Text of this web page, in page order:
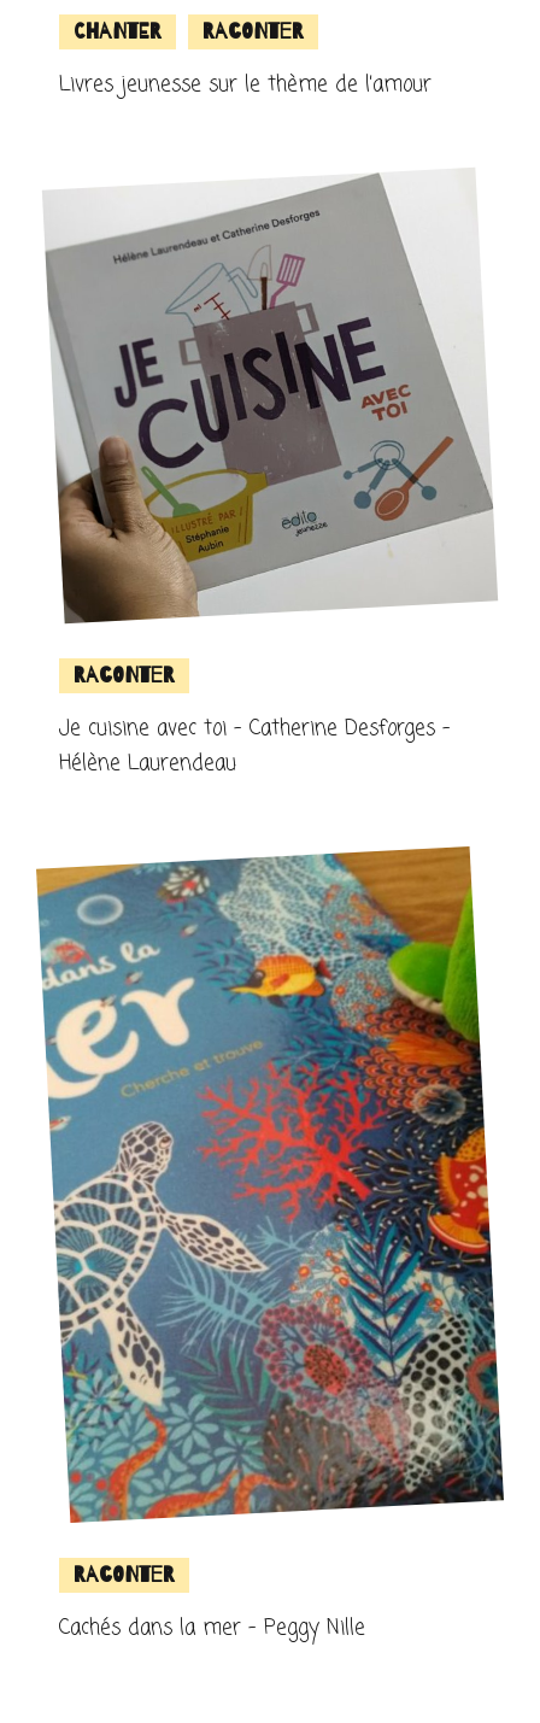
Chanter Raconter
Livres jeunesse sur le thème de l’amour
Raconter
Je cuisine avec toi – Catherine Desforges –
Hélène Laurendeau
Raconter
Cachés dans la mer – Peggy Nille